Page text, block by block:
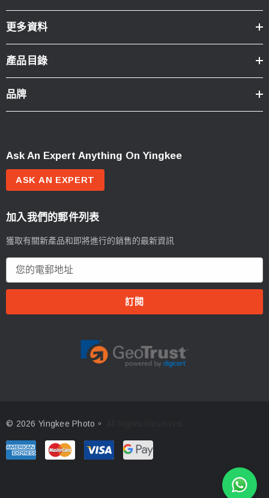
更多資料
產品目錄
品牌
Ask An Expert Anything On Yingkee
ASK AN EXPERT
加入我們的郵件列表
獲取有關新產品和即將進行的銷售的最新資訊
郵
© 2026 Yingkee Photo。